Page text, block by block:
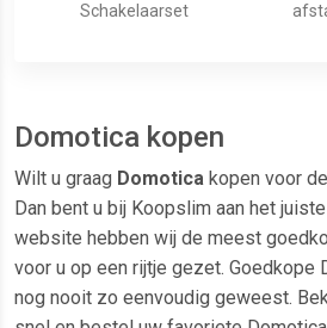
Schakelaarset
Domotica kopen
Wilt u graag Domotica kopen voor
Dan bent u bij Koopslim aan het
website hebben wij de meest
voor u op een rijtje gezet. Goedkope
nog nooit zo eenvoudig geweest.